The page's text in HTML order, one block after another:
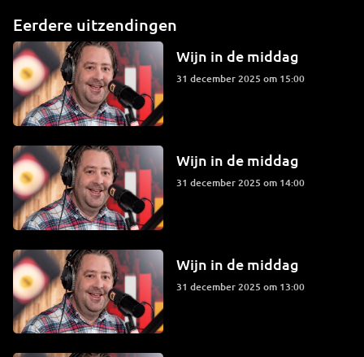
Eerdere uitzendingen
Wijn in de middag
31 december 2025 om 15:00
Wijn in de middag
31 december 2025 om 14:00
Wijn in de middag
31 december 2025 om 13:00